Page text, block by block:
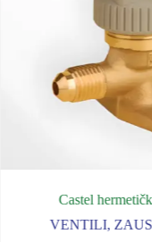
Castel
VENTILI,